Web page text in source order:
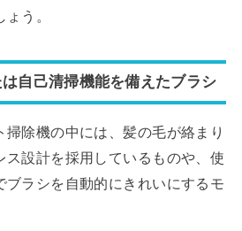
う。
自己清掃機能を備えたブラシ
除機の中には、髪の毛が絡まり
ス設計を採用しているものや、使
ブラシを自動的にきれいにするモ